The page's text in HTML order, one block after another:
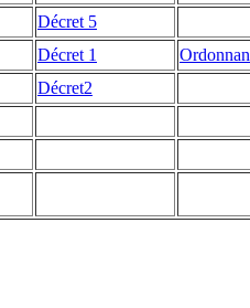
Décret 5
Décret 1
Décret2